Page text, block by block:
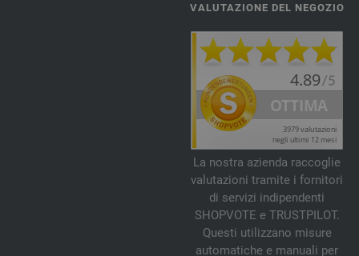
VALUTAZIONE DEL NEGOZIO
La nostra azienda raccoglie
valutazioni tramite i fornitori
di servizi indipendenti
SHOPVOTE e TRUSTPILOT.
Questi utilizzano misure
automatiche e manuali per